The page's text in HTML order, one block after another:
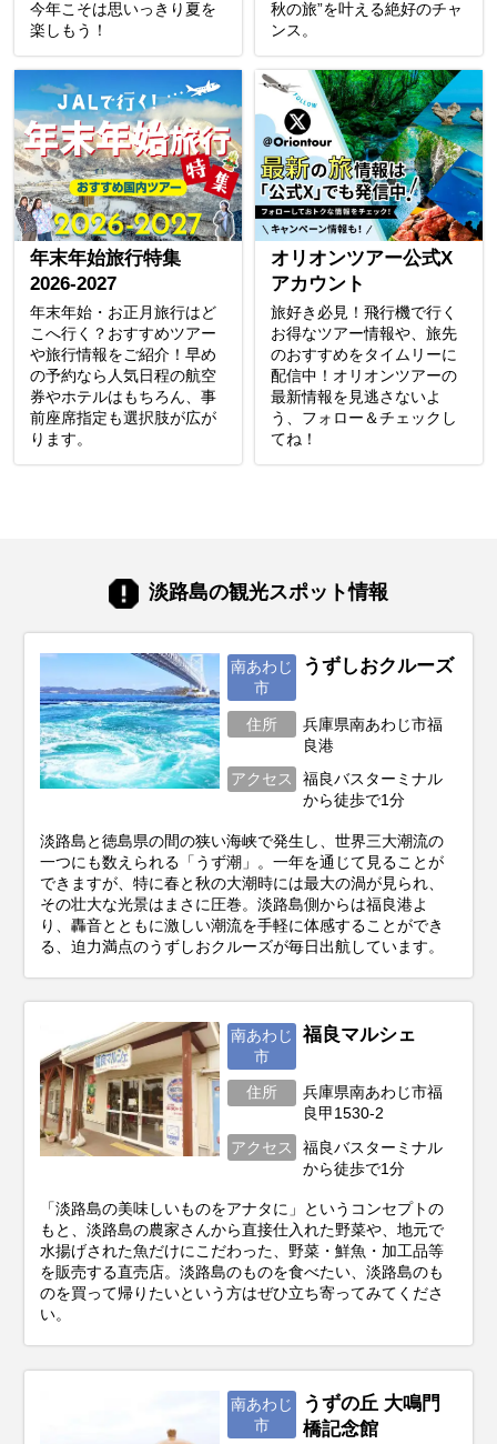
今年こそは思いっきり夏を
楽しもう！
秋の旅”を叶える絶好のチャ
ンス。
年末年始旅行特集
2026-2027
年末年始・お正月旅行はど
こへ行く？おすすめツアー
や旅行情報をご紹介！早め
の予約なら人気日程の航空
券やホテルはもちろん、事
前座席指定も選択肢が広が
ります。
オリオンツアー公式X
アカウント
旅好き必見！飛行機で行く
お得なツアー情報や、旅先
のおすすめをタイムリーに
配信中！オリオンツアーの
最新情報を見逃さないよ
う、フォロー＆チェックし
てね！
淡路島の観光スポット情報
南あわじ
市
うずしおクルーズ
住所
兵庫県南あわじ市福
良港
アクセス
福良バスターミナル
から徒歩で1分
淡路島と徳島県の間の狭い海峡で発生し、世界三大潮流の
一つにも数えられる「うず潮」。一年を通じて見ることが
できますが、特に春と秋の大潮時には最大の渦が見られ、
その壮大な光景はまさに圧巻。淡路島側からは福良港よ
り、轟音とともに激しい潮流を手軽に体感することができ
る、迫力満点のうずしおクルーズが毎日出航しています。
南あわじ
市
福良マルシェ
住所
兵庫県南あわじ市福
良甲1530-2
アクセス
福良バスターミナル
から徒歩で1分
「淡路島の美味しいものをアナタに」というコンセプトの
もと、淡路島の農家さんから直接仕入れた野菜や、地元で
水揚げされた魚だけにこだわった、野菜・鮮魚・加工品等
を販売する直売店。淡路島のものを食べたい、淡路島のも
のを買って帰りたいという方はぜひ立ち寄ってみてくださ
い。
南あわじ
市
うずの丘 大鳴門
橋記念館